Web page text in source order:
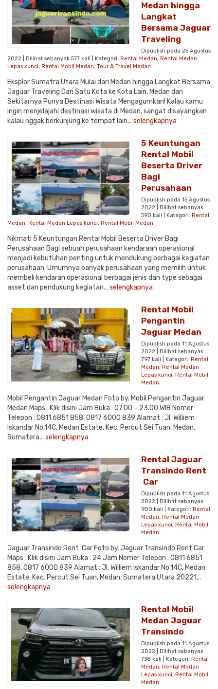
Medan hingga
Langkat
Bersama Jaguar
Traveling
Dipublish pada 25 Agustus
2022 | Dilihat sebanyak 577 kali | Kategori: Rental Medan, Rental Medan
Lepas kunci, Rental Mobil Medan, Tour & Travel Medan
Eksplor Sumatra Utara Mulai dari Medan hingga Langkat Bersama
Jaguar Traveling Dari Satu Kota ke Kota Lain, Medan dan
Sekitarnya Punya Destinasi Wisata Mengagumkan! Kalau kamu
ingin menjelajahi destinasi wisata di Medan, sangat disayangkan
kalau nggak berkunjung ke tempat lain... selengkapnya
5 Keuntungan
Rental Mobil
Beserta Driver
Bagi
Perusahaan
Dipublish pada 15 Agustus
2022 | Dilihat sebanyak
590 kali | Kategori: Rental
Medan, Rental Medan Lepas kunci, Rental Mobil Medan
Nikmati 5 Keuntungan Rental Mobil Beserta Driver Bagi
Perusahaan Bagi sebuah perusahaan kendaraan operasional
menjadi kebutuhan penting untuk mendukung berbagai kegiatan
perusahaan. Umumnya banyak perusahaan yang memilih untuk
membeli kendaran operasional berbagai jenis dan type sebagai
asset dan pendukung kegiatan... selengkapnya
Rental Mobil
Pengantin
Jaguar Medan
Dipublish pada 11 Agustus
2022 | Dilihat sebanyak
797 kali | Kategori: Rental
Medan, Rental Medan
Lepas kunci, Rental Mobil
Medan
Mobil Pengantin Jaguar Medan Foto by. Mobil Pengantin Jaguar
Medan Maps : Klik disini Jam Buka : 07.00 – 23.00 WIB Nomer
Telepon : 0811 6851 858, 0817 6000 839 Alamat : Jl. Williem
Iskandar No.14C, Medan Estate, Kec. Percut Sei Tuan, Medan,
Sumatera... selengkapnya
Rental Jaguar
Transindo Rent
Car
Dipublish pada 11 Agustus
2022 | Dilihat sebanyak
900 kali | Kategori: Rental
Medan, Rental Medan
Lepas kunci, Rental Mobil
Medan
Jaguar Transindo Rent Car Foto by. Jaguar Transindo Rent Car
Maps : Klik disini Jam Buka : 24 Jam Nomer Telepon : 0811 6851
858, 0817 6000 839 Alamat : Jl. Williem Iskandar No.14C, Medan
Estate, Kec. Percut Sei Tuan, Medan, Sumatera Utara 20221...
selengkapnya
Rental Mobil
Medan Jaguar
Transindo
Dipublish pada 11 Agustus
2022 | Dilihat sebanyak
738 kali | Kategori: Rental
Medan, Rental Medan
Lepas kunci, Rental Mobil
Medan